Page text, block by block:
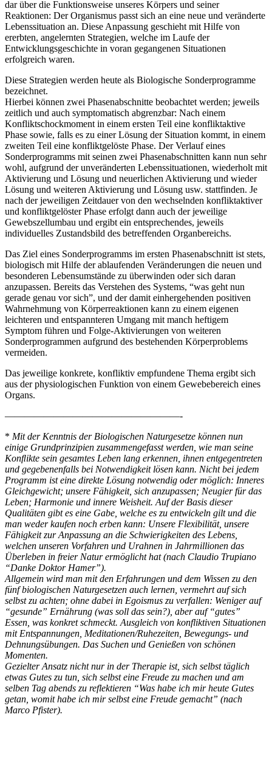
dar über die Funktionsweise unseres Körpers und seiner
Reaktionen: Der Organismus passt sich an eine neue und veränderte
Lebenssituation an. Diese Anpassung geschieht mit Hilfe von
ererbten, angelernten Strategien, welche im Laufe der
Entwicklungsgeschichte in voran gegangenen Situationen
erfolgreich waren.
Diese Strategien werden heute als Biologische Sonderprogramme
bezeichnet.
Hierbei können zwei Phasenabschnitte beobachtet werden; jeweils
zeitlich und auch symptomatisch abgrenzbar: Nach einem
Konfliktschockmoment in einem ersten Teil eine konfliktaktive
Phase sowie, falls es zu einer Lösung der Situation kommt, in einem
zweiten Teil eine konfliktgelöste Phase. Der Verlauf eines
Sonderprogramms mit seinen zwei Phasenabschnitten kann nun sehr
wohl, aufgrund der unveränderten Lebenssituationen, wiederholt mit
Aktivierung und Lösung und neuerlichen Aktivierung und wieder
Lösung und weiteren Aktivierung und Lösung usw. stattfinden. Je
nach der jeweiligen Zeitdauer von den wechselnden konfliktaktiver
und konfliktgelöster Phase erfolgt dann auch der jeweilige
Gewebszellumbau und ergibt ein entsprechendes, jeweils
individuelles Zustandsbild des betreffenden Organbereichs.
Das Ziel eines Sonderprogramms im ersten Phasenabschnitt ist stets,
biologisch mit Hilfe der ablaufenden Veränderungen die neuen und
besonderen Lebensumstände zu überwinden oder sich daran
anzupassen. Bereits das Verstehen des Systems, “was geht nun
gerade genau vor sich”, und der damit einhergehenden positiven
Wahrnehmung von Körperreaktionen kann zu einem eigenen
leichteren und entspannteren Umgang mit manch heftigem
Symptom führen und Folge-Aktivierungen von weiteren
Sonderprogrammen aufgrund des bestehenden Körperproblems
vermeiden.
Das jeweilige konkrete, konfliktiv empfundene Thema ergibt sich
aus der physiologischen Funktion von einem Gewebebereich eines
Organs.
——————————————————-
* Mit der Kenntnis der Biologischen Naturgesetze können nun
einige Grundprinzipien zusammengefasst werden, wie man seine
Konﬂikte sein gesamtes Leben lang erkennen, ihnen entgegentreten
und gegebenenfalls bei Notwendigkeit lösen kann. Nicht bei jedem
Programm ist eine direkte Lösung notwendig oder möglich: Inneres
Gleichgewicht; unsere Fähigkeit, sich anzupassen; Neugier für das
Leben; Harmonie und innere Weisheit. Auf der Basis dieser
Qualitäten gibt es eine Gabe, welche es zu entwickeln gilt und die
man weder kaufen noch erben kann: Unsere Flexibilität, unsere
Fähigkeit zur Anpassung an die Schwierigkeiten des Lebens,
welchen unseren Vorfahren und Urahnen in Jahrmillionen das
Überleben in freier Natur ermöglicht hat (nach Claudio Trupiano
“Danke Doktor Hamer”).
Allgemein wird man mit den Erfahrungen und dem Wissen zu den
fünf biologischen Naturgesetzen auch lernen, vermehrt auf sich
selbst zu achten; ohne dabei in Egoismus zu verfallen: Weniger auf
“gesunde” Ernährung (was soll das sein?), aber auf “gutes”
Essen, was konkret schmeckt. Ausgleich von konfliktiven Situationen
mit Entspannungen, Meditationen/Ruhezeiten, Bewegungs- und
Dehnungsübungen. Das Suchen und Genießen von schönen
Momenten.
Gezielter Ansatz nicht nur in der Therapie ist, sich selbst täglich
etwas Gutes zu tun, sich selbst eine Freude zu machen und am
selben Tag abends zu reflektieren “Was habe ich mir heute Gutes
getan, womit habe ich mir selbst eine Freude gemacht” (nach
Marco Pfister).